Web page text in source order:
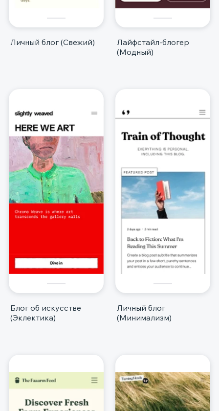
Личный блог (Свежий)
Лайфстайл-блогер
(Модный)
Блог об искусстве
(Эклектика)
Личный блог
(Минимализм)